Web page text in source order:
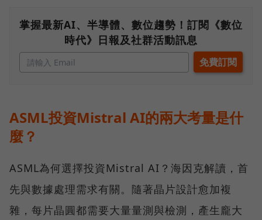
掌握最新AI、半導體、數位趨勢！訂閱《數位
時代》日報及社群活動訊息
ASML投資Mistral AI的兩大考量是什
麼？
ASML為何選擇投資Mistral AI？海因克解讀，首
先與數據處理需求有關。隨著晶片設計愈加複
雜，每片晶圓都需要大量量測與檢測，產生龐大